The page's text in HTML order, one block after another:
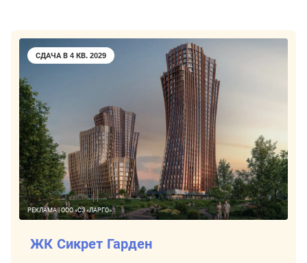
СДАЧА В 4 КВ. 2029
РЕКЛАМА | ООО «СЗ «ЛАРГО»
ЖК Сикрет Гарден